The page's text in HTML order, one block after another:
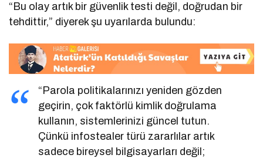
“Bu olay artık bir güvenlik testi değil, doğrudan bir
tehdittir,” diyerek şu uyarılarda bulundu:
“Parola politikalarınızı yeniden gözden
geçirin, çok faktörlü kimlik doğrulama
kullanın, sistemlerinizi güncel tutun.
Çünkü infostealer türü zararlılar artık
sadece bireysel bilgisayarları değil;